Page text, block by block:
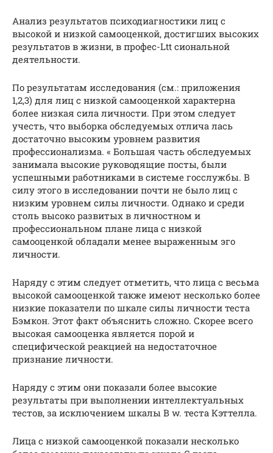
Анализ результатов психодиагностики лиц с
высокой и низкой самооценкой, достигших высоких
результатов в жизни, в профес-Ltt сиональной
деятельности.
По результатам исследования (см.: приложения
1,2,3) для лиц с низкой самооценкой характерна
более низкая сила личности. При этом следует
учесть, что выборка обследуемых отлича лась
достаточно высоким уровнем развития
профессионализма. « Большая часть обследуемых
занимала высокие руководящие посты, были
успешными работниками в системе госслужбы. В
силу этого в исследовании почти не было лиц с
низким уровнем силы личности. Однако и среди
столь высоко развитых в личностном и
профессиональном плане лица с низкой
самооценкой обладали менее выраженным эго
личности.
Наряду с этим следует отметить, что лица с весьма
высокой самооценкой также имеют несколько более
низкие показатели по шкале силы личности теста
Бэмкон. Этот факт объяснить сложно. Скорее всего
высокая самооценка является порой и
специфической реакцией на недостаточное
признание личности.
Наряду с этим они показали более высокие
результаты при выполнении интеллектуальных
тестов, за исключением шкалы В w. теста Кэттелла.
Лица с низкой самооценкой показали несколько